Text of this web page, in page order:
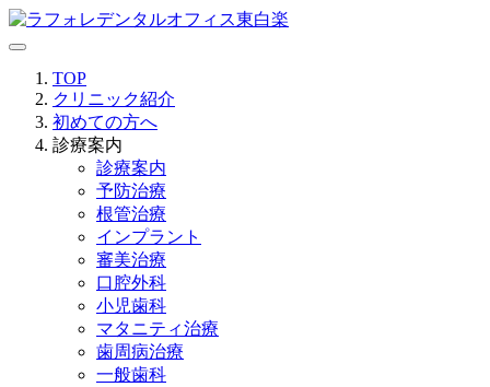
TOP
クリニック紹介
初めての方へ
診療案内
診療案内
予防治療
根管治療
インプラント
審美治療
口腔外科
小児歯科
マタニティ治療
歯周病治療
一般歯科